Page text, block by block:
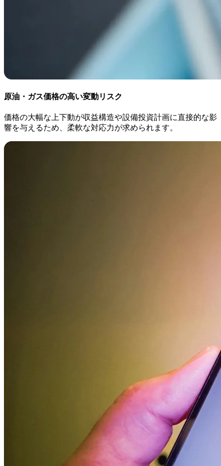
原油・ガス価格の高い変動リスク
価格の大幅な上下動が収益構造や設備投資計画に直接的な影
響を与えるため、柔軟な対応力が求められます。